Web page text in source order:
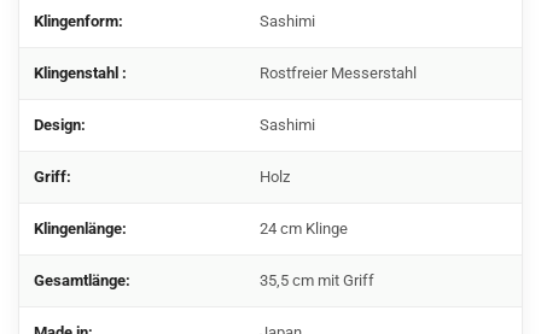
Klingenform: Sashimi
Klingenstahl : Rostfreier Messerstahl
Design: Sashimi
Griff: Holz
Klingenlänge: 24 cm Klinge
Gesamtlänge: 35,5 cm mit Griff